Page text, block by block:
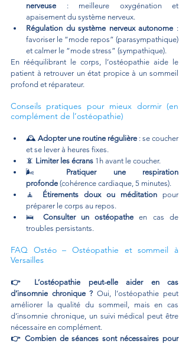
nerveuse : meilleure oxygénation et
apaisement du système nerveux.
Régulation du système nerveux autonome :
favoriser le “mode repos” (parasympathique)
et calmer le “mode stress” (sympathique).
En rééquilibrant le corps, l’ostéopathie aide le
patient à retrouver un état propice à un sommeil
profond et réparateur.
Conseils pratiques pour mieux dormir (en
complément de l’ostéopathie)
🕰️ Adopter une routine régulière : se coucher
et se lever à heures fixes.
📵 Limiter les écrans 1h avant le coucher.
🌬️ Pratiquer une respiration
profonde (cohérence cardiaque, 5 minutes).
🧘 Étirements doux ou méditation pour
préparer le corps au repos.
🛌 Consulter un ostéopathe en cas de
troubles persistants.
FAQ Ostéo – Ostéopathie et sommeil à
Versailles
👉 L’ostéopathie peut-elle aider en cas
d’insomnie chronique ? Oui, l’ostéopathie peut
améliorer la qualité du sommeil, mais en cas
d’insomnie chronique, un suivi médical peut être
nécessaire en complément.
👉 Combien de séances sont nécessaires pour